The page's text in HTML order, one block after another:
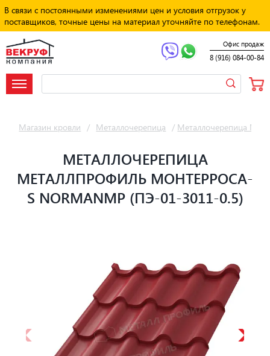
В связи с постоянными изменениями цен и условия отгрузок у
поставщиков, точные цены на материал уточняйте по телефонам.
Офис продаж
8 (916) 084-00-84
Магазин кровли / Металлочерепица / Металлочерепица
МЕТАЛЛОЧЕРЕПИЦА
МЕТАЛЛПРОФИЛЬ МОНТЕРРОСА-
S NORMANMP (ПЭ-01-3011-0.5)